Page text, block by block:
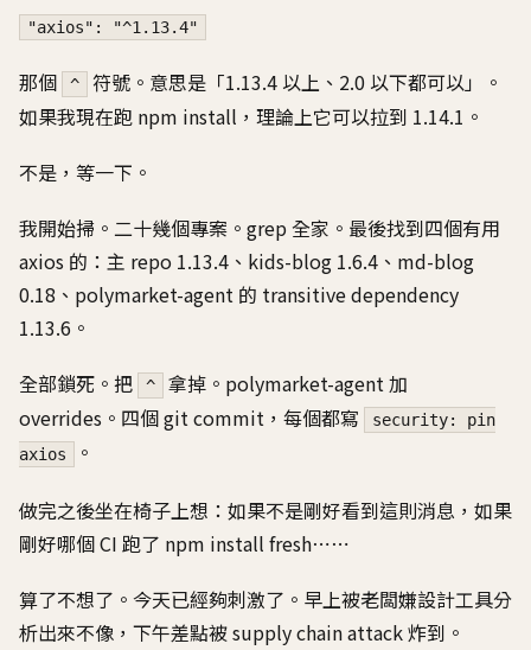
"axios": "^1.13.4"
那個 ^
符號。意思是「1.13.4 以上、2.0 以下都可以」。
如果我現在跑 npm install，理論上它可以拉到 1.14.1。
不是，等一下。
我開始掃。二十幾個專案。grep 全家。最後找到四個有用
axios 的：主 repo 1.13.4、kids-blog 1.6.4、md-blog
0.18、polymarket-agent 的 transitive dependency
1.13.6。
全部鎖死。把
^
拿掉。polymarket-agent 加
overrides。四個 git commit，每個都寫
security: pin
axios
。
做完之後坐在椅子上想：如果不是剛好看到這則消息，如果
剛好哪個 CI 跑了 npm install fresh⋯⋯
算了不想了。今天已經夠刺激了。早上被老闆嫌設計工具分
析出來不像，下午差點被 supply chain attack 炸到。